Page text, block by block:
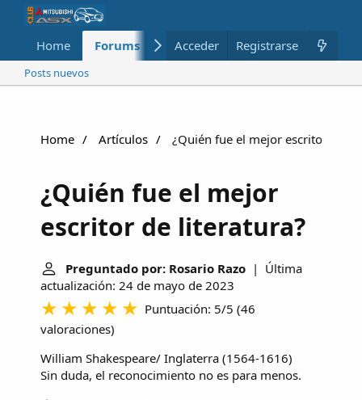
Home Forums Nuevo Miembros
Acceder Registrarse
Posts nuevos
Home Artículos ¿Quién fue el mejor escritor de
¿Quién fue el mejor
escritor de literatura?
Preguntado por: Rosario Razo | Última
actualización: 24 de mayo de 2023
Puntuación: 5/5 (46
valoraciones)
William Shakespeare/ Inglaterra (1564-1616)
Sin duda, el reconocimiento no es para menos.